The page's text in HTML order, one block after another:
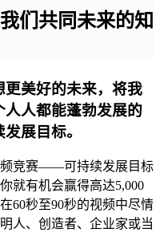
们共同未来的知
美好的未来，将我
人都能蓬勃发展的
展目标。
频竞赛——可持续发展目标
就有机会赢得高达5,000
60秒至90秒的视频中尽情
人、创造者、企业家或当